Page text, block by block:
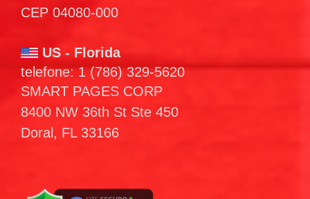
CEP 04080-000
US - Florida
telefone: 1 (786) 329-5620
SMART PAGES CORP
8400 NW 36th St Ste 450
Doral, FL 33166